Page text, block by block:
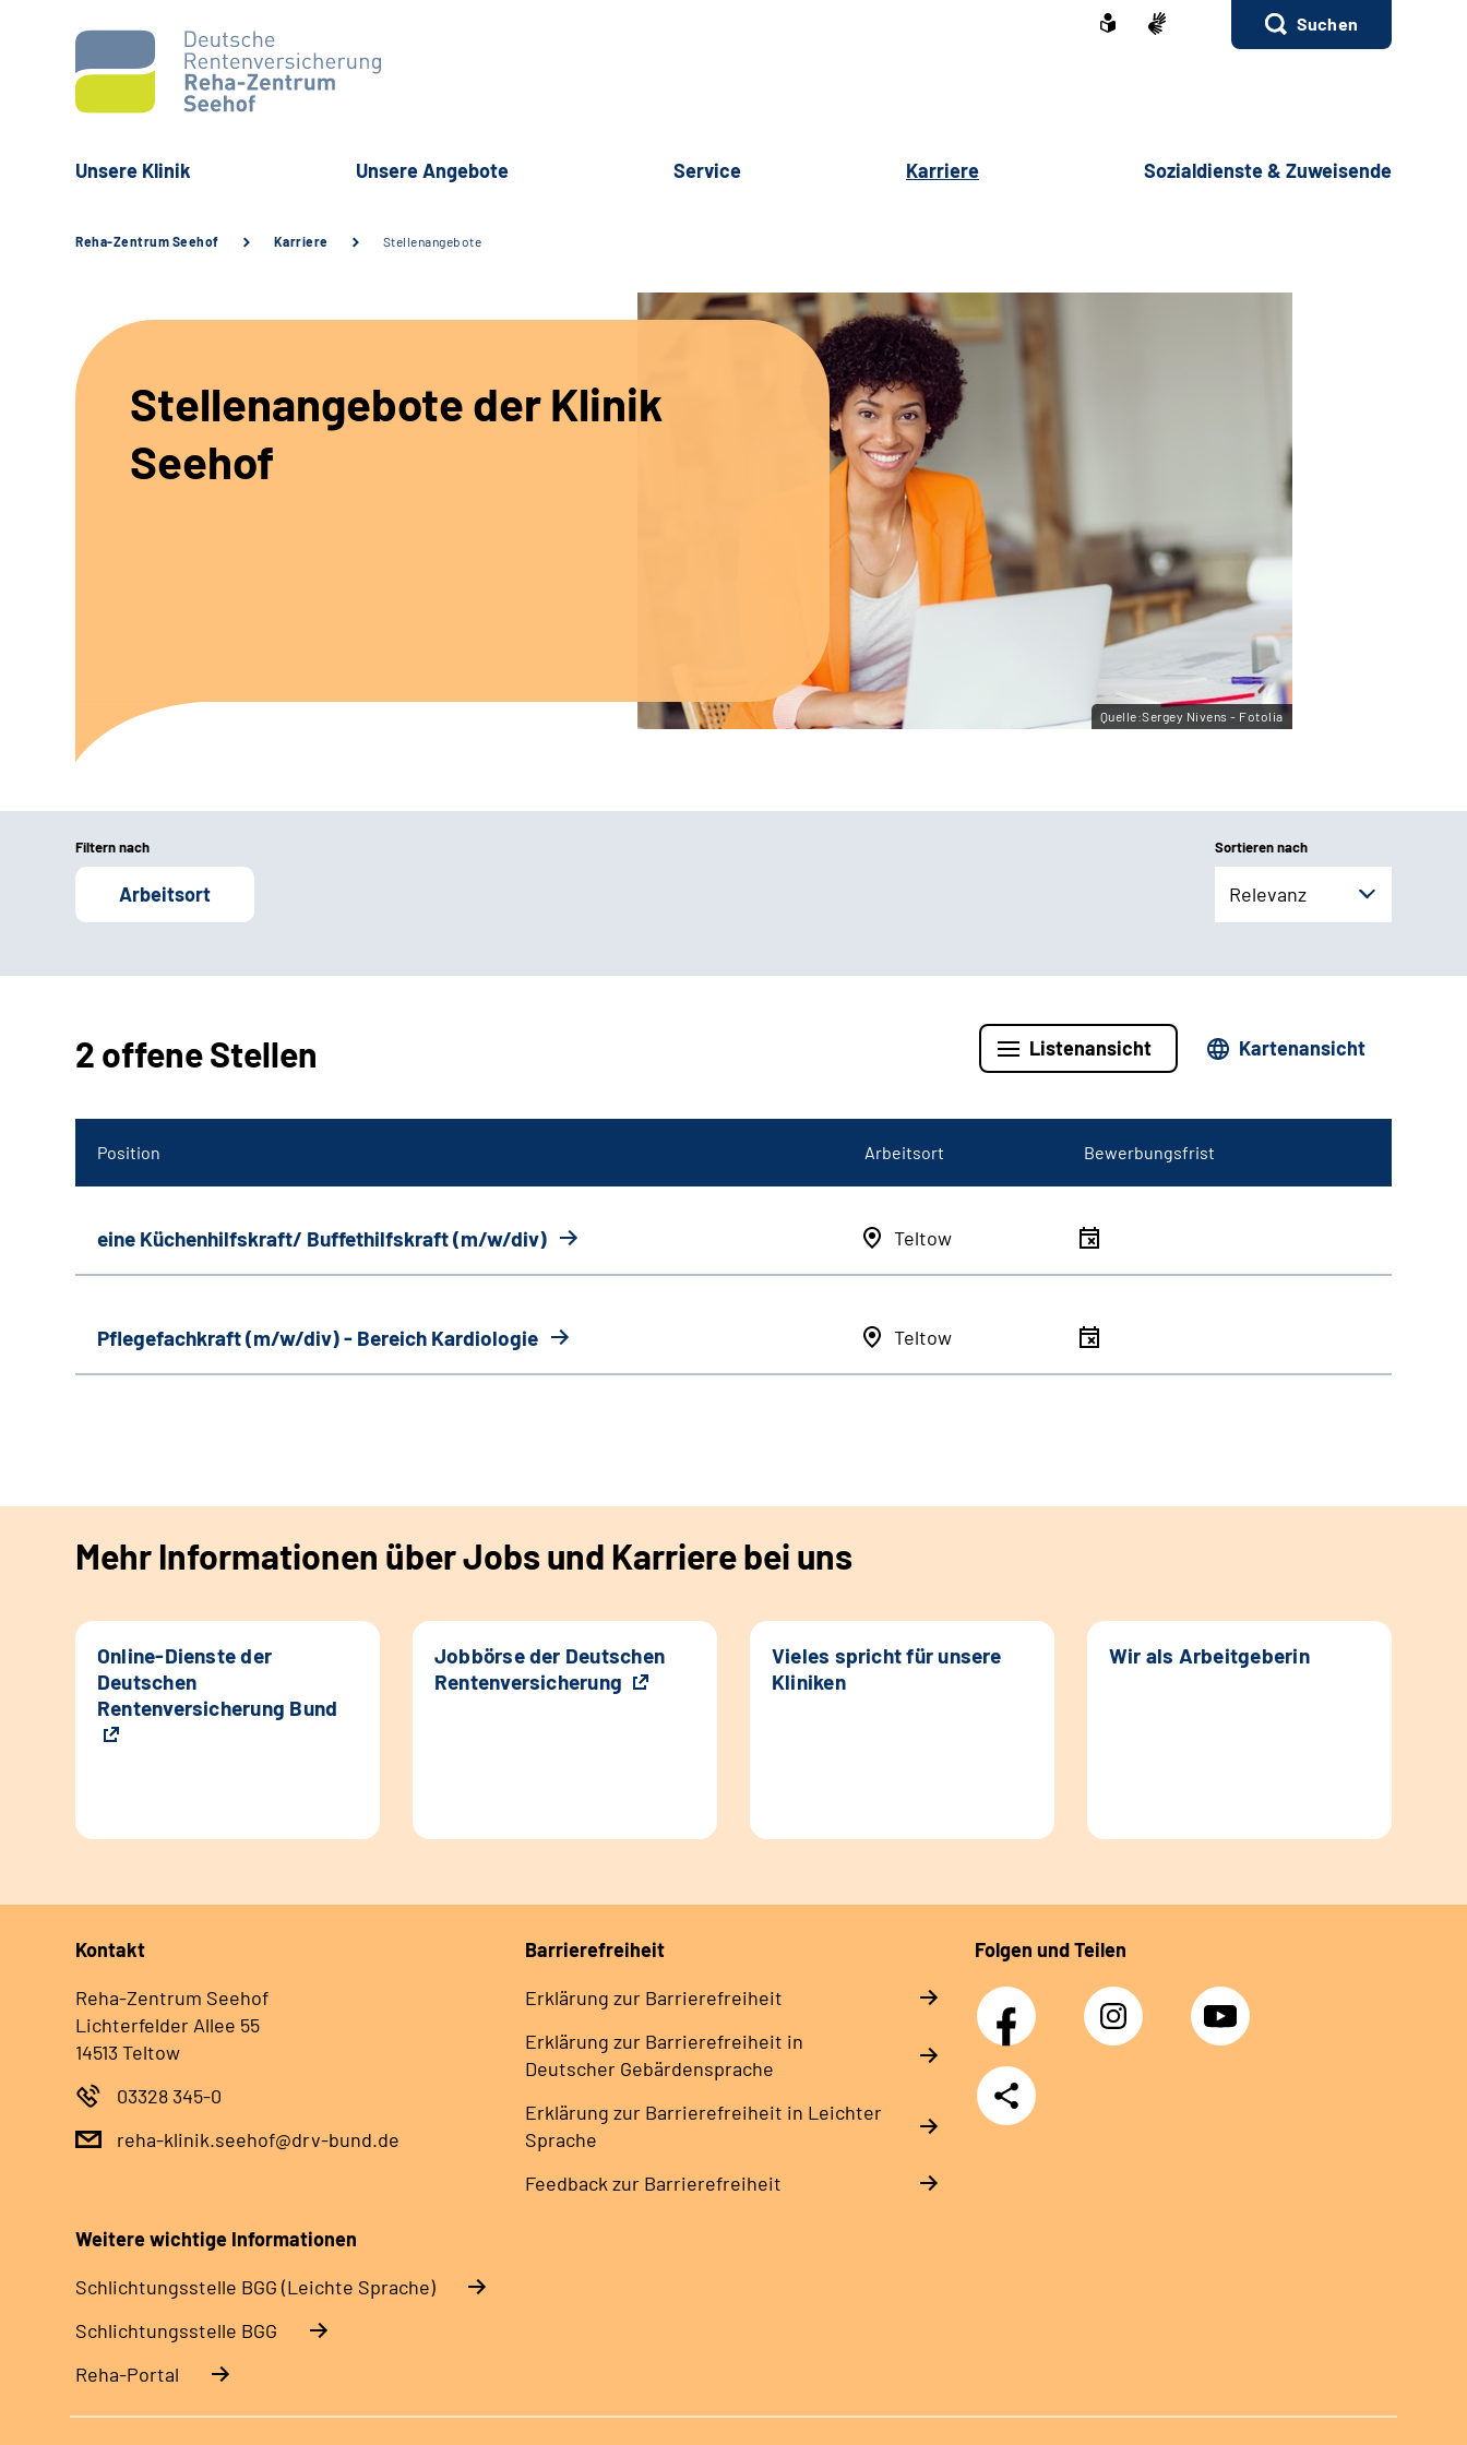
Suchen
Unsere Klinik Unsere Angebote Service Karriere Sozialdienste & Zuweisende
Reha-Zentrum Seehof Karriere Stellenangebote
Stellenangebote der Klinik
Seehof
Quelle:Sergey Nivens - Fotolia
Filtern nach
Arbeitsort
Sortieren nach
Relevanz
2 offene Stellen Listenansicht Kartenansicht
Position Arbeitsort Bewerbungsfrist
eine Küchenhilfskraft/ Buffethilfskraft (m/w/div) Teltow
Pflegefachkraft (m/w/div) - Bereich Kardiologie Teltow
Mehr Informationen über Jobs und Karriere bei uns
Online-Dienste der
Deutschen
Rentenversicherung Bund
Jobbörse der Deutschen
Rentenversicherung
Vieles spricht für unsere
Kliniken
Wir als Arbeitgeberin
Kontakt
Reha-Zentrum Seehof
Lichterfelder Allee 55
14513 Teltow
03328 345-0
reha-klinik.seehof@drv-bund.de
Barrierefreiheit
Erklärung zur Barrierefreiheit
Erklärung zur Barrierefreiheit in
Deutscher Gebärdensprache
Erklärung zur Barrierefreiheit in Leichter
Sprache
Feedback zur Barrierefreiheit
Folgen und Teilen
Facebook Instagram YouTube
Teilen
Weitere wichtige Informationen
Schlich­tungs­stel­le BGG (Leichte Sprache)
Schlich­tungs­stel­le BGG
Reha-Portal